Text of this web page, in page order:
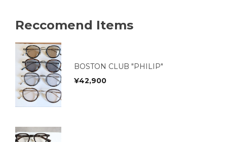
Reccomend Items
BOSTON CLUB "PHILIP"
¥42,900